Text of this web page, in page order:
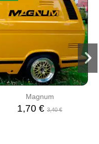
Magnum
1,70 €3,40 €